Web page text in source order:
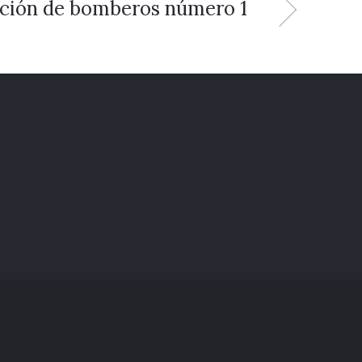
de bomberos número 1